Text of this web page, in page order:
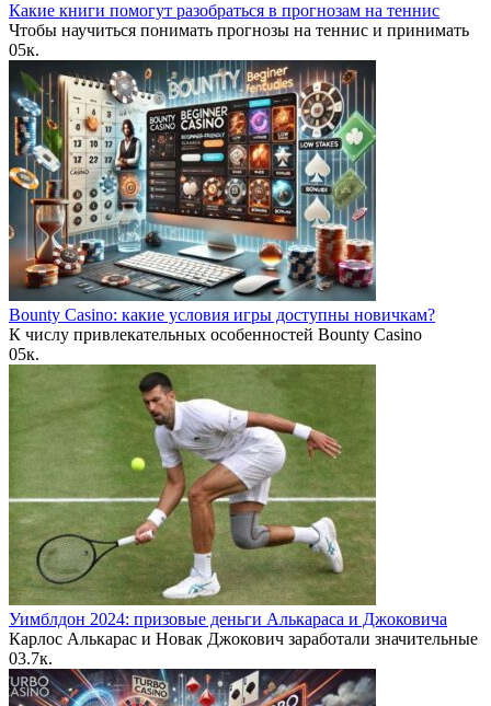
Какие книги помогут разобраться в прогнозам на теннис
Чтобы научиться понимать прогнозы на теннис и принимать
05к.
Bounty Casino: какие условия игры доступны новичкам?
К числу привлекательных особенностей Bounty Casino
05к.
Уимблдон 2024: призовые деньги Алькараса и Джоковича
Карлос Алькарас и Новак Джокович заработали значительные
03.7к.